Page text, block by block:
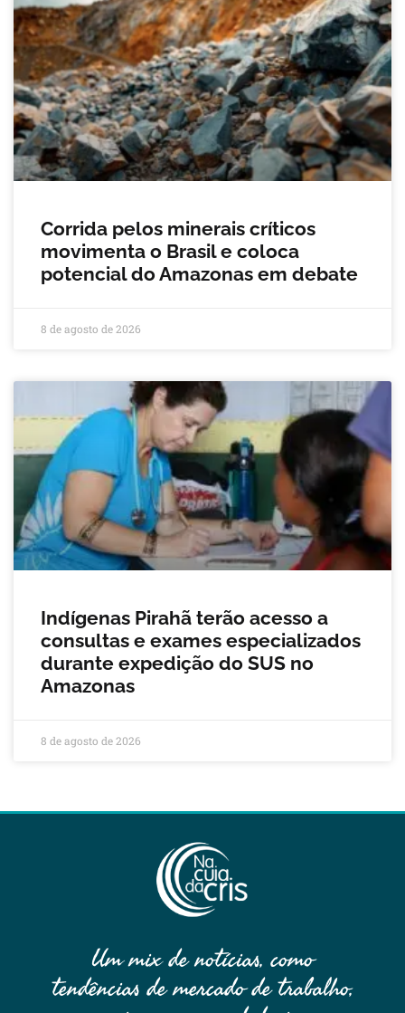
Corrida pelos minerais críticos
movimenta o Brasil e coloca
potencial do Amazonas em debate
8 de agosto de 2026
Indígenas Pirahã terão acesso a
consultas e exames especializados
durante expedição do SUS no
Amazonas
8 de agosto de 2026
Um mix de notícias, como
tendências de mercado de trabalho,